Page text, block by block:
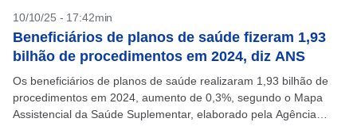
10/10/25 - 17:42min
Beneficiários de planos de saúde fizeram 1,93
bilhão de procedimentos em 2024, diz ANS
Os beneficiários de planos de saúde realizaram 1,93 bilhão de
procedimentos em 2024, aumento de 0,3%, segundo o Mapa
Assistencial da Saúde Suplementar, elaborado pela Agência